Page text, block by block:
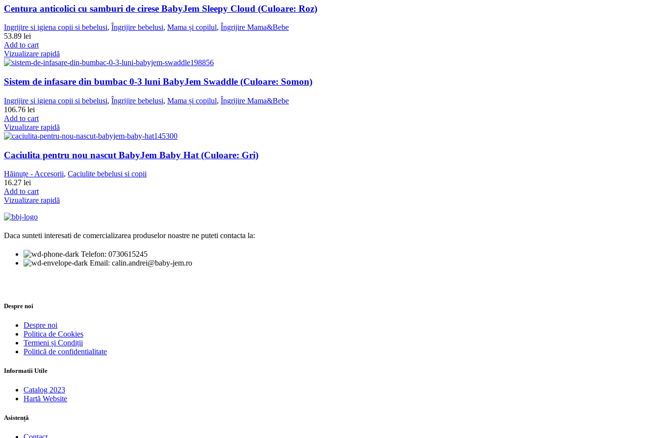
Centura anticolici cu samburi de cirese BabyJem Sleepy Cloud (Culoare: Roz)
Ingrijire si igiena copii si bebelusi, Îngrijire bebelusi, Mama și copilul, Îngrijire Mama&Bebe
53.89 lei
Add to cart
Vizualizare rapidă
Sistem de infasare din bumbac 0-3 luni BabyJem Swaddle (Culoare: Somon)
Ingrijire si igiena copii si bebelusi, Îngrijire bebelusi, Mama și copilul, Îngrijire Mama&Bebe
106.76 lei
Add to cart
Vizualizare rapidă
Caciulita pentru nou nascut BabyJem Baby Hat (Culoare: Gri)
Hăinuțe - Accesorii, Caciulite bebelusi si copii
16.27 lei
Add to cart
Vizualizare rapidă
Daca sunteti interesati de comercializarea produselor noastre ne puteti contacta la:
Telefon: 0730615245
Email: calin.andrei@baby-jem.ro
Despre noi
Despre noi
Politica de Cookies
Termeni și Condiții
Politică de confidentialitate
Informatii Utile
Catalog 2023
Hartă Website
Asistență